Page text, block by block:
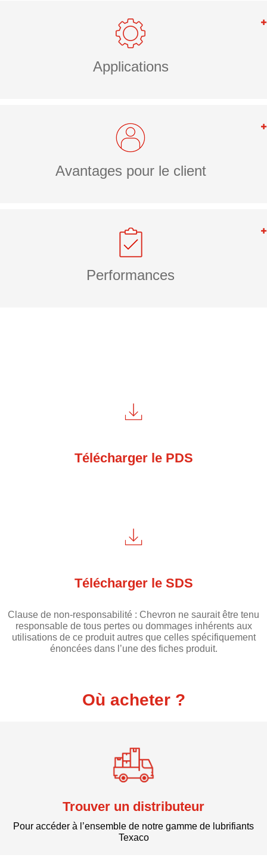
Applications
Avantages pour le client
Performances
Télécharger le PDS
Télécharger le SDS
Clause de non-responsabilité : Chevron ne saurait être tenu
responsable de tous pertes ou dommages inhérents aux
utilisations de ce produit autres que celles spécifiquement
énoncées dans l’une des fiches produit.
Où acheter ?
Trouver un distributeur
Pour accéder à l’ensemble de notre gamme de lubrifiants
Texaco